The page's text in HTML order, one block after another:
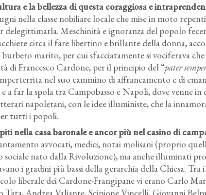
e la bellezza di questa coraggiosa e
nella classe nobiliare locale che mise in moto
delegittimarla. Meschinità e ignoranza del popolo
circa il fare libertino e brillante della donna,
burbero marito, per cui sfacciatamente si vociferava
di Francesco Cardone, per il principio del “pater
nel suo cammino di affrancamento e di
a far la spola tra Campobasso e Napoli, dove venne
napoletani, con le idee illuministe, che la
tutti i popoli.
nella casa baronale e ancor più nel casino di
avvocati, medici, notai molisani (proprio
nato dalla Rivoluzione), ma anche illuminati
i gradini più bassi della gerarchia della Chiesa. Tra
liberale dei Cardone-Frangipane vi erano Carlo